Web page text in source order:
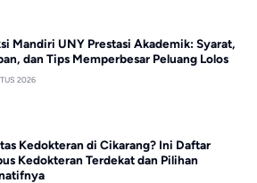
Mandiri UNY Prestasi Akademik: Syarat,
dan Tips Memperbesar Peluang Lolos
2026
Kedokteran di Cikarang? Ini Daftar
Kedokteran Terdekat dan Pilihan